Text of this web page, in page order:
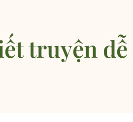
truyện